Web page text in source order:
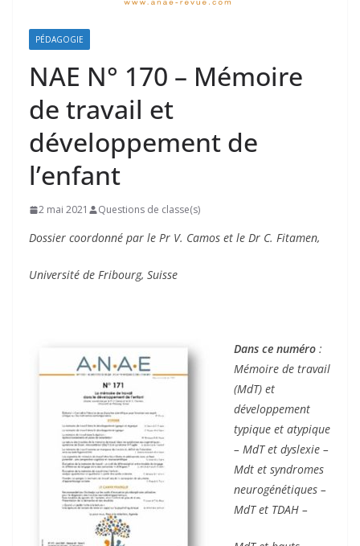
PÉDAGOGIE
NAE N° 170 – Mémoire
de travail et
développement de
l’enfant
2 mai 2021 Questions de classe(s)
Dossier coordonné par le Pr V. Camos et le Dr C. Fitamen,
Université de Fribourg, Suisse
Dans ce numéro :
Mémoire de travail
(MdT) et
développement
typique et atypique
– MdT et dyslexie –
Mdt et syndromes
neurogénétiques –
MdT et TDAH –